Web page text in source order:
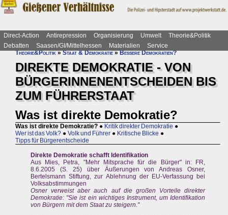
Direct-Action Antirepression Organisierung Umwelt
Theorie&Politik
Debatten
Saasen/GI/Mittelhessen Materialien
Service
Theorie&Politik»Staat & Demokratie»Bessere Demokratien?
DIREKTE DEMOKRATIE - VON
BÜRGERINNENENTSCHEIDEN BIS
ZUM FÜHRERSTAAT
Was ist direkte Demokratie?
Was ist direkte Demokratie? ● Kritik direkter Demokratie ●
Wer ist das Volk? ● Volk und Führer ● Kritische Blicke ●
Tipps für Bürgerentscheide
Direkte Demokratie schafft Identifikation
Aus Mies, Petra, "Mehr Mitsprache für die Bürger" in: FR,
8.6.2005 (S. 25) über Äußerungen von Andreas Osner,
Bertelsmann Stiftung, zur Ablehnung der EU-Verfassung bei
Volksabstimmungen
Osner verweist aber auch auf die großen Vorteile direkter
Demokratie: "Sie ist ein wichtiges Instrument, um Identifikation
von Bürgern mit dem Staat zu steigern."